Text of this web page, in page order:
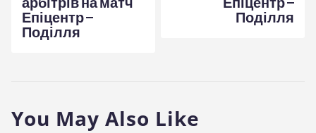
Епіцентр –
Поділля
Поділля
You May Also Like